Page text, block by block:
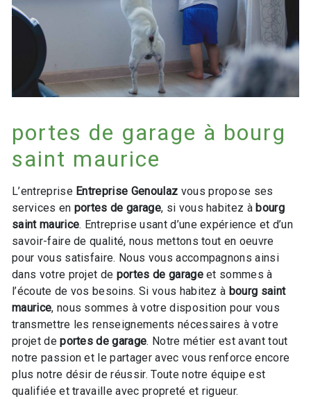
portes de garage à bourg
saint maurice
L’entreprise Entreprise Genoulaz vous propose ses
services en portes de garage, si vous habitez à bourg
saint maurice. Entreprise usant d’une expérience et d’un
savoir-faire de qualité, nous mettons tout en oeuvre
pour vous satisfaire. Nous vous accompagnons ainsi
dans votre projet de portes de garageet sommes à
l’écoute de vos besoins. Si vous habitez à bourg saint
maurice, nous sommes à votre disposition pour vous
transmettre les renseignements nécessaires à votre
projet deportes de garage. Notre métier est avant tout
notre passion et le partager avec vous renforce encore
plus notre désir de réussir. Toute notre équipe est
qualifiée et travaille avec propreté et rigueur.